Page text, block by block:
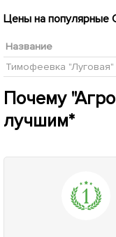
Цены на популярные
Название
Тимофеевка
Почему
лучшим*